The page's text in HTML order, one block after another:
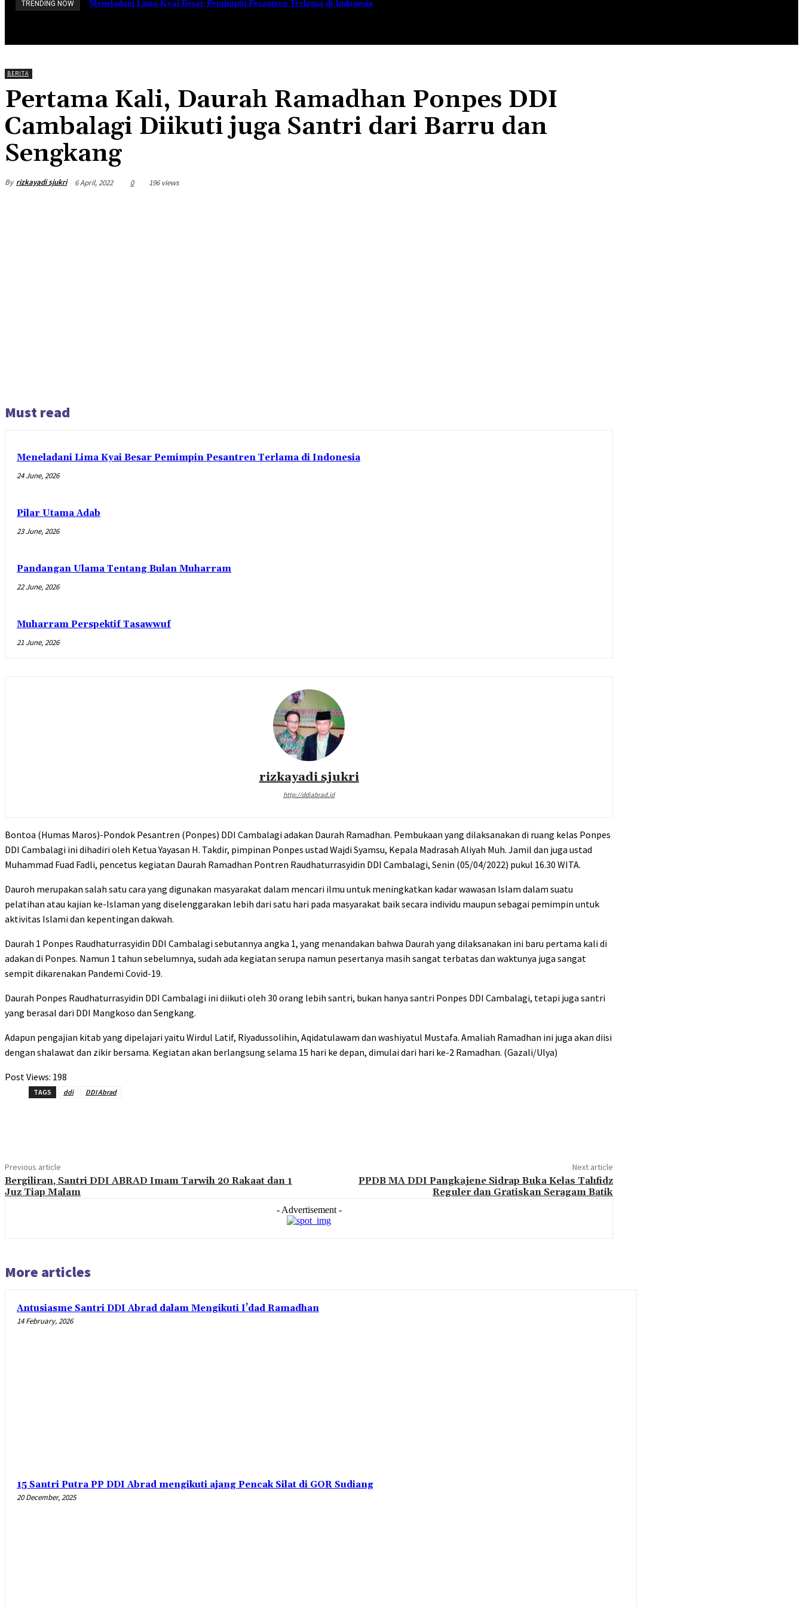
TRENDING NOW Meneladani Lima Kyai Besar Pemimpin Pesantren Terlama di Indonesia
BERITA
Pertama Kali, Daurah Ramadhan Ponpes DDI
Cambalagi Diikuti juga Santri dari Barru dan
Sengkang
By rizkayadi sjukri 6 April, 2022 0 196 views
Must read
Meneladani Lima Kyai Besar Pemimpin Pesantren Terlama di Indonesia
24 June, 2026
Pilar Utama Adab
23 June, 2026
Pandangan Ulama Tentang Bulan Muharram
22 June, 2026
Muharram Perspektif Tasawwuf
21 June, 2026
rizkayadi sjukri
http://ddiabrad.id
Bontoa (Humas Maros)-Pondok Pesantren (Ponpes) DDI Cambalagi adakan Daurah Ramadhan. Pembukaan yang dilaksanakan di ruang kelas Ponpes
DDI Cambalagi ini dihadiri oleh Ketua Yayasan H. Takdir, pimpinan Ponpes ustad Wajdi Syamsu, Kepala Madrasah Aliyah Muh. Jamil dan juga ustad
Muhammad Fuad Fadli, pencetus kegiatan Daurah Ramadhan Pontren Raudhaturrasyidin DDI Cambalagi, Senin (05/04/2022) pukul 16.30 WITA.
Dauroh merupakan salah satu cara yang digunakan masyarakat dalam mencari ilmu untuk meningkatkan kadar wawasan Islam dalam suatu
pelatihan atau kajian ke-Islaman yang diselenggarakan lebih dari satu hari pada masyarakat baik secara individu maupun sebagai pemimpin untuk
aktivitas Islami dan kepentingan dakwah.
Daurah 1 Ponpes Raudhaturrasyidin DDI Cambalagi sebutannya angka 1, yang menandakan bahwa Daurah yang dilaksanakan ini baru pertama kali di
adakan di Ponpes. Namun 1 tahun sebelumnya, sudah ada kegiatan serupa namun pesertanya masih sangat terbatas dan waktunya juga sangat
sempit dikarenakan Pandemi Covid-19.
Daurah Ponpes Raudhaturrasyidin DDI Cambalagi ini diikuti oleh 30 orang lebih santri, bukan hanya santri Ponpes DDI Cambalagi, tetapi juga santri
yang berasal dari DDI Mangkoso dan Sengkang.
Adapun pengajian kitab yang dipelajari yaitu Wirdul Latif, Riyadussolihin, Aqidatulawam dan washiyatul Mustafa. Amaliah Ramadhan ini juga akan diisi
dengan shalawat dan zikir bersama. Kegiatan akan berlangsung selama 15 hari ke depan, dimulai dari hari ke-2 Ramadhan. (Gazali/Ulya)
Post Views: 198
TAGS ddi DDI Abrad
Previous article
Bergiliran, Santri DDI ABRAD Imam Tarwih 20 Rakaat dan 1
Juz Tiap Malam
Next article
PPDB MA DDI Pangkajene Sidrap Buka Kelas Tahfidz
Reguler dan Gratiskan Seragam Batik
- Advertisement -
More articles
Antusiasme Santri DDI Abrad dalam Mengikuti I’dad Ramadhan
14 February, 2026
15 Santri Putra PP DDI Abrad mengikuti ajang Pencak Silat di GOR Sudiang
20 December, 2025